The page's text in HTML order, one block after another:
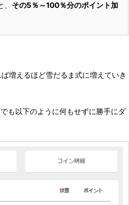
その5％～100％分のポイント加
増えるほど雪だるま式に増えていき
も以下のように何もせずに勝手にダ